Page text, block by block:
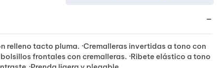
relleno tacto pluma. ·Cremalleras invertidas a tono con
frontales con cremalleras. ·Ribete elástico a tono